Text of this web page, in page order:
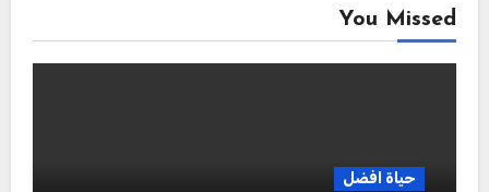
You Missed
حياة افضل